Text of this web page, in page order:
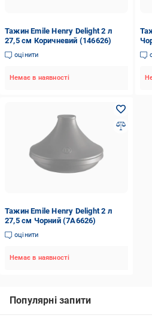
Тажин Emile Henry Delight 2 л
27,5 см Коричневий (146626)
оцінити
Немає в наявності
Тажин Emile Henry Delight 2 л
27,5 см Чорний (7A6626)
оцінити
Немає в наявності
Популярні запити